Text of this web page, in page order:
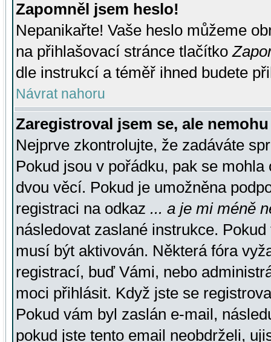
Zapomněl jsem heslo!
Nepanikařte! Vaše heslo můžeme
na přihlašovací stránce tlačítko
dle instrukcí a téměř ihned budete
Návrat nahoru
Zaregistroval jsem se, ale
Nejprve zkontrolujte, že zadáváte
Pokud jsou v pořádku, pak se
dvou věcí. Pokud je umožněna
registraci na odkaz ... a je mi méně
následovat zaslané instrukce.
musí být aktivován. Některá fóra
registrací, buď Vámi, nebo
moci přihlásit. Když jste se
Pokud vám byl zaslán e-mail,
pokud jste tento email neobdrželi,